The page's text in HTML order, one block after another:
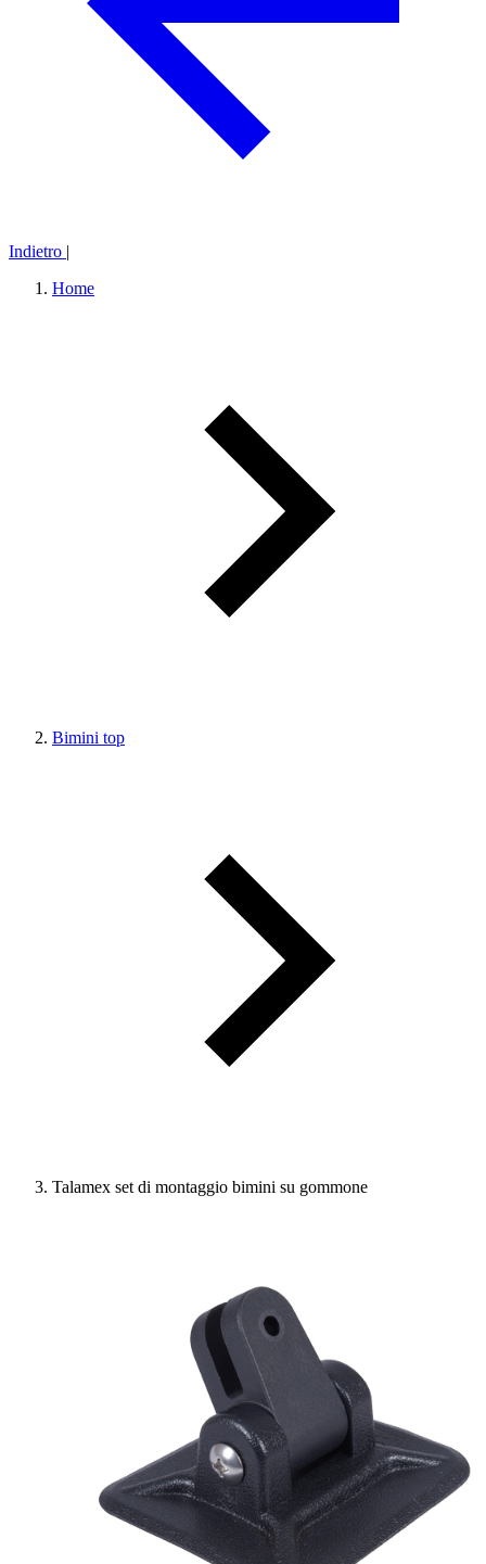
Indietro |
Home
Bimini top
Talamex set di montaggio bimini su gommone